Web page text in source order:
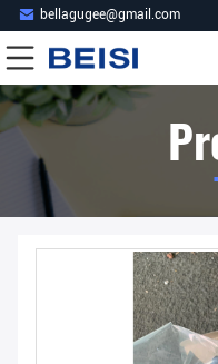
bellagugee@gmail.com